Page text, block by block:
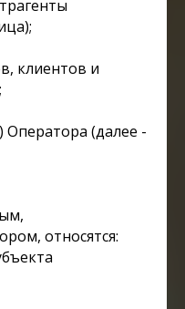
клиентов и
Оператора (далее -
относятся: